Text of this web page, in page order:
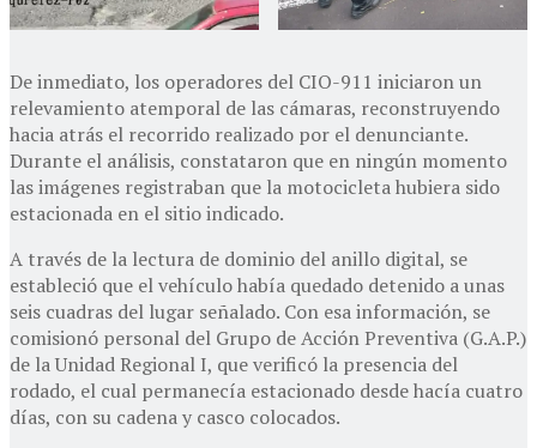
De inmediato, los operadores del CIO-911 iniciaron un
relevamiento atemporal de las cámaras, reconstruyendo
hacia atrás el recorrido realizado por el denunciante.
Durante el análisis, constataron que en ningún momento
las imágenes registraban que la motocicleta hubiera sido
estacionada en el sitio indicado.
A través de la lectura de dominio del anillo digital, se
estableció que el vehículo había quedado detenido a unas
seis cuadras del lugar señalado. Con esa información, se
comisionó personal del Grupo de Acción Preventiva (G.A.P.)
de la Unidad Regional I, que verificó la presencia del
rodado, el cual permanecía estacionado desde hacía cuatro
días, con su cadena y casco colocados.